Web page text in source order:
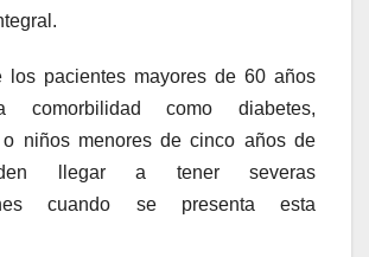
los pacientes mayores de 60 años
comorbilidad como diabetes,
o niños menores de cinco años de
llegar a tener severas
cuando se presenta esta